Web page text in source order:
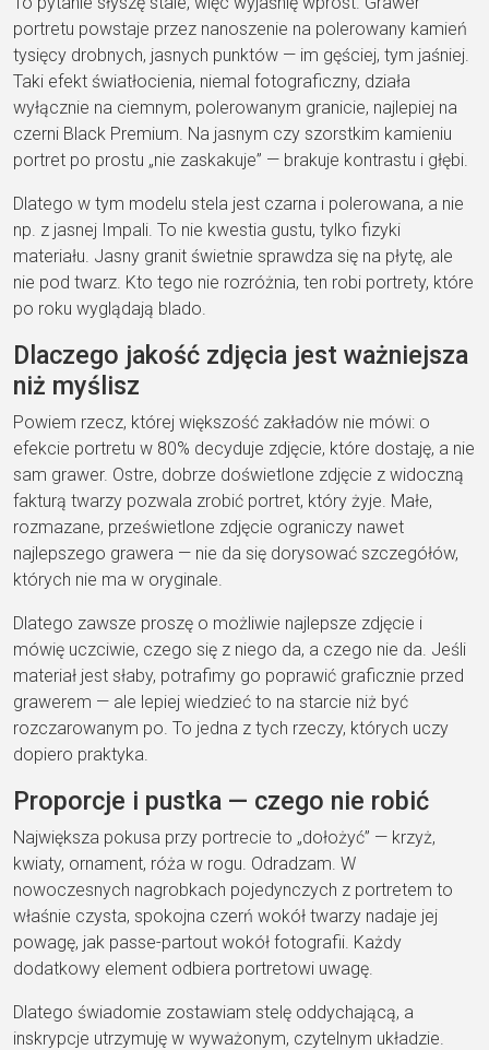
portretu powstaje przez nanoszenie na polerowany kamień
tysięcy drobnych, jasnych punktów — im gęściej, tym jaśniej.
Taki efekt światłocienia, niemal fotograficzny, działa
wyłącznie na ciemnym, polerowanym granicie, najlepiej na
czerni Black Premium. Na jasnym czy szorstkim kamieniu
portret po prostu „nie zaskakuje” — brakuje kontrastu i głębi.
Dlatego w tym modelu stela jest czarna i polerowana, a nie
np. z jasnej Impali. To nie kwestia gustu, tylko fizyki
materiału. Jasny granit świetnie sprawdza się na płytę, ale
nie pod twarz. Kto tego nie rozróżnia, ten robi portrety, które
po roku wyglądają blado.
Dlaczego jakość zdjęcia jest ważniejsza
niż myślisz
Powiem rzecz, której większość zakładów nie mówi: o
efekcie portretu w 80% decyduje zdjęcie, które dostaję, a nie
sam grawer. Ostre, dobrze doświetlone zdjęcie z widoczną
fakturą twarzy pozwala zrobić portret, który żyje. Małe,
rozmazane, prześwietlone zdjęcie ograniczy nawet
najlepszego grawera — nie da się dorysować szczegółów,
których nie ma w oryginale.
Dlatego zawsze proszę o możliwie najlepsze zdjęcie i
mówię uczciwie, czego się z niego da, a czego nie da. Jeśli
materiał jest słaby, potrafimy go poprawić graficznie przed
grawerem — ale lepiej wiedzieć to na starcie niż być
rozczarowanym po. To jedna z tych rzeczy, których uczy
dopiero praktyka.
Proporcje i pustka — czego nie robić
Największa pokusa przy portrecie to „dołożyć” — krzyż,
kwiaty, ornament, róża w rogu. Odradzam. W
nowoczesnych nagrobkach pojedynczych z portretem to
właśnie czysta, spokojna czerń wokół twarzy nadaje jej
powagę, jak passe-partout wokół fotografii. Każdy
dodatkowy element odbiera portretowi uwagę.
Dlatego świadomie zostawiam stelę oddychającą, a
inskrypcje utrzymuję w wyważonym, czytelnym układzie.